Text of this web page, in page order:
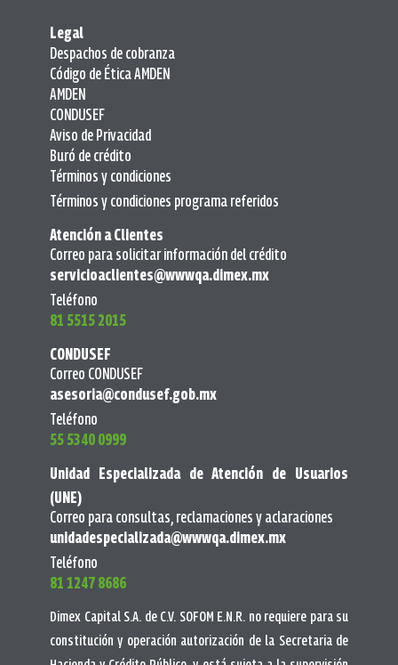
Legal
Despachos de cobranza
Código de Ética AMDEN
AMDEN
CONDUSEF
Aviso de Privacidad
Buró de crédito
Términos y condiciones
Términos y condiciones programa referidos
Atención a Clientes
Correo para solicitar información del crédito
servicioaclientes@wwwqa.dimex.mx
Teléfono
81 5515 2015
CONDUSEF
Correo CONDUSEF
asesoria@condusef.gob.mx
Teléfono
55 5340 0999
Unidad Especializada de Atención de Usuarios
(UNE)
Correo para consultas, reclamaciones y aclaraciones
unidadespecializada@wwwqa.dimex.mx
Teléfono
81 1247 8686
Dimex Capital S.A. de C.V. SOFOM E.N.R. no requiere para su
constitución y operación autorización de la Secretaria de